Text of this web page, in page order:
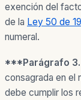
exención del
de la Ley 50 de
numeral.
***Parágrafo 3.
consagrada en el
debe cumplir los